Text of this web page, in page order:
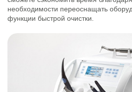
необходимости переоснащать
функции быстрой очистки.